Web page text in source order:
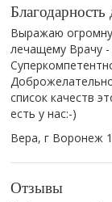
Благодарность
Выражаю
лечащему Врачу
список качеств
есть у нас:-)
Вера, г Воронеж
Отзывы